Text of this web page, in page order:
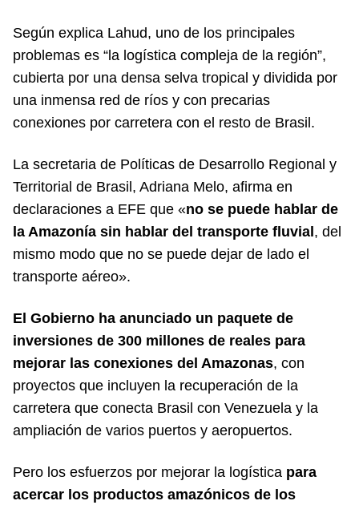
Según explica Lahud, uno de los principales
problemas es “la logística compleja de la región”,
cubierta por una densa selva tropical y dividida por
una inmensa red de ríos y con precarias
conexiones por carretera con el resto de Brasil.
La secretaria de Políticas de Desarrollo Regional y
Territorial de Brasil, Adriana Melo, afirma en
declaraciones a EFE que «no se puede hablar de
la Amazonía sin hablar del transporte fluvial, del
mismo modo que no se puede dejar de lado el
transporte aéreo».
El Gobierno ha anunciado un paquete de
inversiones de 300 millones de reales para
mejorar las conexiones del Amazonas, con
proyectos que incluyen la recuperación de la
carretera que conecta Brasil con Venezuela y la
ampliación de varios puertos y aeropuertos.
Pero los esfuerzos por mejorar la logística para
acercar los productos amazónicos de los